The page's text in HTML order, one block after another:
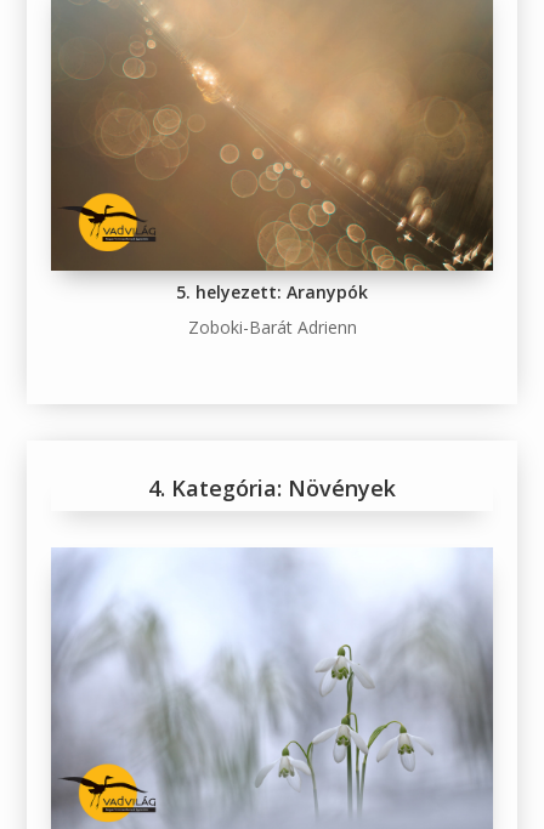
5. helyezett: Aranypók
Zoboki-Barát Adrienn
4. Kategória: Növények